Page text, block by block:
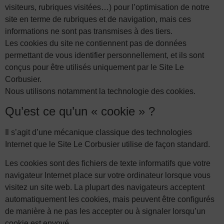
visiteurs, rubriques visitées…) pour l’optimisation de notre
site en terme de rubriques et de navigation, mais ces
informations ne sont pas transmises à des tiers.
Les cookies du site ne contiennent pas de données
permettant de vous identifier personnellement, et ils sont
conçus pour être utilisés uniquement par le Site Le
Corbusier.
Nous utilisons notamment la technologie des cookies.
Qu’est ce qu’un « cookie » ?
Il s’agit d’une mécanique classique des technologies
Internet que le Site Le Corbusier utilise de façon standard.
Les cookies sont des fichiers de texte informatifs que votre
navigateur Internet place sur votre ordinateur lorsque vous
visitez un site web. La plupart des navigateurs acceptent
automatiquement les cookies, mais peuvent être configurés
de manière à ne pas les accepter ou à signaler lorsqu’un